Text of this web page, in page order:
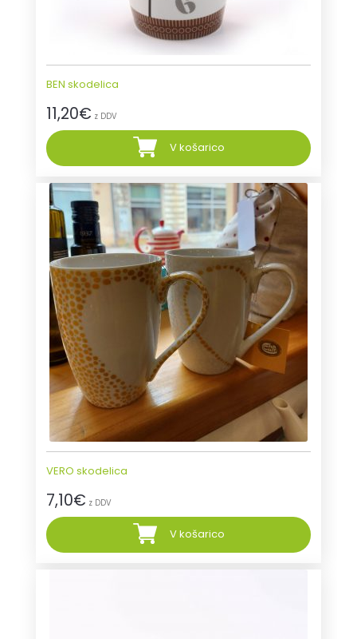
BEN skodelica
11,20€ z DDV
V košarico
VERO skodelica
7,10€ z DDV
V košarico